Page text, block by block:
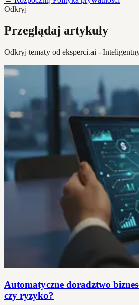
Odkryj
Przeglądaj artykuły
Odkryj tematy od eksperci.ai -
Automatyczne doradztwo
czy ryzyko?